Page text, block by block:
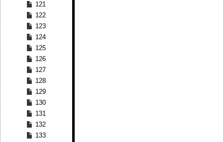
121
122
123
124
125
126
127
128
129
130
131
132
133